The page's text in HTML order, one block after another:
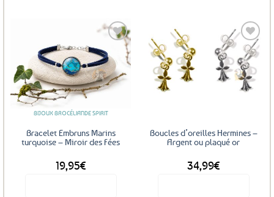
Ajouter
aux
favoris
BIJOUX BROCÉLIANDE SPIRIT
Bracelet Embruns Marins
turquoise – Miroir des Fées
19,95€
Ajouter
aux
favoris
Boucles d’oreilles Hermines –
Argent ou plaqué or
34,99€